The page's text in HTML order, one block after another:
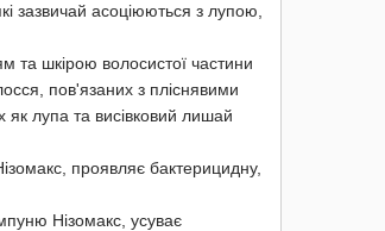
зазвичай асоціюються з лупою,
та шкірою волосистої частини
пов'язаних з пліснявими
лупа та висівковий лишай
проявляє бактерицидну,
Нізомакс, усуває